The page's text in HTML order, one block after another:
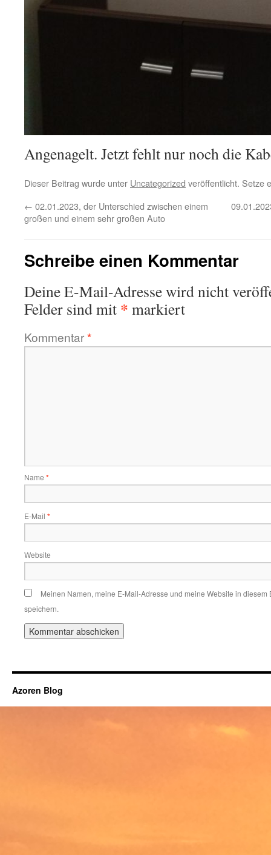
Angenagelt. Jetzt fehlt nur noch die
Dieser Beitrag wurde unter Uncategorized veröffentlicht. Setze
← 02.01.2023, der Unterschied zwischen einem
großen und einem sehr großen Auto
Schreibe einen Kommentar
Deine E-Mail-Adresse wird nicht
Felder sind mit * markiert
Kommentar*
Name *
E-Mail *
Website
Meinen Namen, meine E-Mail-Adresse und meine Website in
speichern.
Azoren Blog